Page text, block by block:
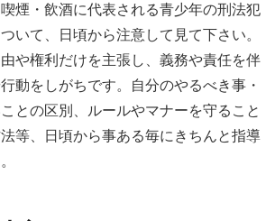
煙・飲酒に代表される青少年の刑法犯
いて、日頃から注意して見て下さい。
や権利だけを主張し、義務や責任を伴
動をしがちです。自分のやるべき事・
との区別、ルールやマナーを守ること
等、日頃から事ある毎にきちんと指導